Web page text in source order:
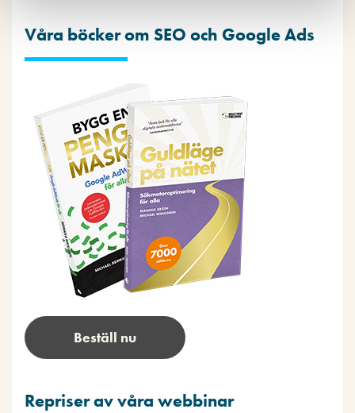
Våra böcker om SEO och Google Ads
Beställ nu
Repriser av våra webbinar